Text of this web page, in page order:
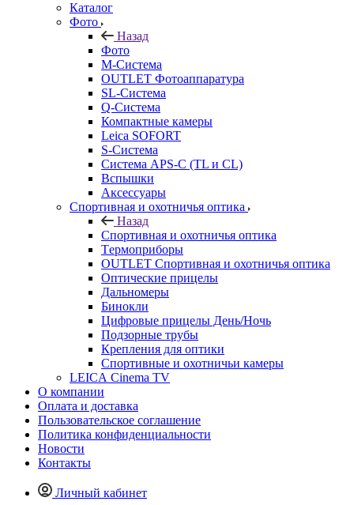
Каталог
Фото
Назад
Фото
M-Система
OUTLET Фотоаппаратура
SL-Система
Q-Cистема
Компактные камеры
Leica SOFORT
S-Система
Система APS-C (TL и CL)
Вспышки
Аксессуары
Спортивная и охотничья оптика
Назад
Спортивная и охотничья оптика
Tермоприборы
OUTLET Спортивная и охотничья оптика
Оптические прицелы
Дальномеры
Бинокли
Цифровые прицелы День/Ночь
Подзорные трубы
Крепления для оптики
Спортивные и охотничьи камеры
LEICA Cinema TV
О компании
Оплата и доставка
Пользовательское соглашение
Политика конфиденциальности
Новости
Контакты
Личный кабинет